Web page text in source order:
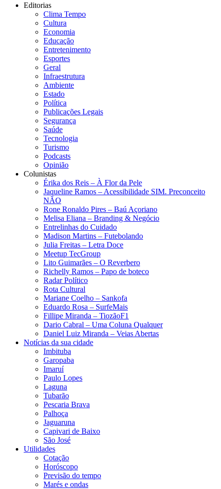
Editorias
Clima Tempo
Cultura
Economia
Educação
Entretenimento
Esportes
Geral
Infraestrutura
Ambiente
Estado
Política
Publicações Legais
Segurança
Saúde
Tecnologia
Turismo
Podcasts
Opinião
Colunistas
Érika dos Reis​ – À Flor da Pele
Jaqueline Ramos – Acessibilidade SIM. Preconceito
NÃO
Rone Ronaldo Pires – Baú Açoriano
Melisa Eliana – Branding & Negócio
Entrelinhas do Cuidado
Madison Martins – Futebolando
Julia Freitas​ – Letra Doce
Meetup TecGroup
Lito Guimarães – O Reverbero
Richelly Ramos​ – Papo de boteco
Radar Político
Rota Cultural
Mariane Coelho – Sankofa
Eduardo Rosa​ – SurfeMais
Fillipe Miranda – TiozãoF1
Dario Cabral – Uma Coluna Qualquer
Daniel Luiz Miranda – Veias Abertas
Notícias da sua cidade
Imbituba
Garopaba
Imaruí
Paulo Lopes
Laguna
Tubarão
Pescaria Brava
Palhoça
Jaguaruna
Capivari de Baixo
São José
Utilidades
Cotação
Horóscopo
Previsão do tempo
Marés e ondas